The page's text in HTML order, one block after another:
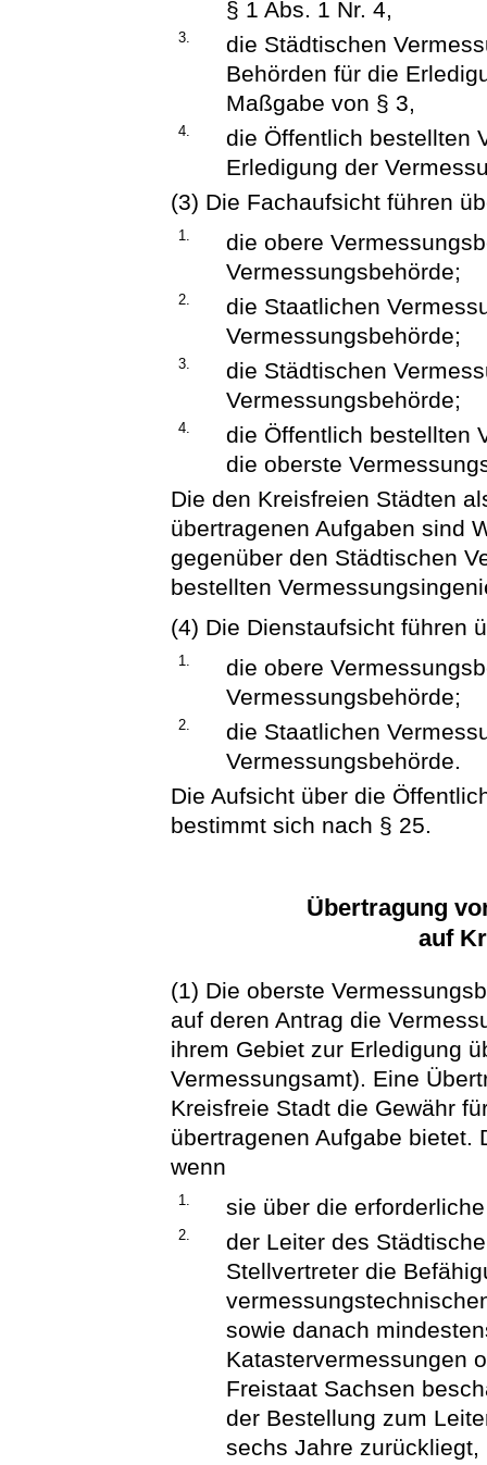
§ 1 Abs. 1 Nr. 4,
3.
die Städtischen
Behörden für die
Maßgabe von § 3,
4.
die Öffentlich bestellten
Erledigung der
(3) Die Fachaufsicht führen
1.
die obere
Vermessungsbehörde;
2.
die Staatlichen
Vermessungsbehörde;
3.
die Städtischen
Vermessungsbehörde;
4.
die Öffentlich bestellten
die oberste
Die den Kreisfreien Städten
übertragenen Aufgaben sind
gegenüber den Städtischen
bestellten
(4) Die Dienstaufsicht führen
1.
die obere
Vermessungsbehörde;
2.
die Staatlichen
Vermessungsbehörde.
Die Aufsicht über die
bestimmt sich nach § 25.
Übertragung
auf
(1) Die oberste
auf deren Antrag die
ihrem Gebiet zur Erledigung
Vermessungsamt). Eine
Kreisfreie Stadt die Gewähr
übertragenen Aufgabe bietet.
wenn
1. sie über die
2.
der Leiter des
Stellvertreter die
sowie danach
Katastervermessungen
Freistaat Sachsen
der Bestellung zum
sechs Jahre zurückliegt,